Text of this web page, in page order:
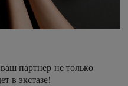
партнер не только
в экстазе!